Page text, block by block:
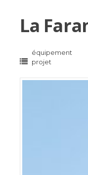
La
équipement
projet